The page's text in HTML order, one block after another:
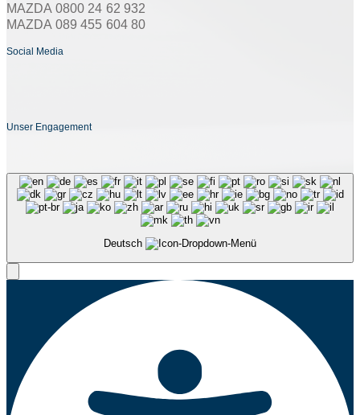
MAZDA 0800 24 62 932
MAZDA 089 455 604 80
Social Media
Unser Engagement
Deutsch